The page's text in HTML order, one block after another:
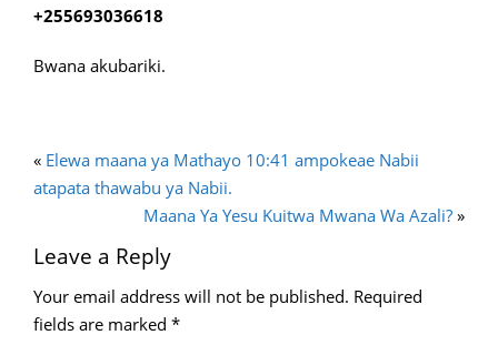
+255693036618
Bwana akubariki.
« Elewa maana ya Mathayo 10:41 ampokeae Nabii
atapata thawabu ya Nabii.
Maana Ya Yesu Kuitwa Mwana Wa Azali? »
Leave a Reply
Your email address will not be published. Required
fields are marked *